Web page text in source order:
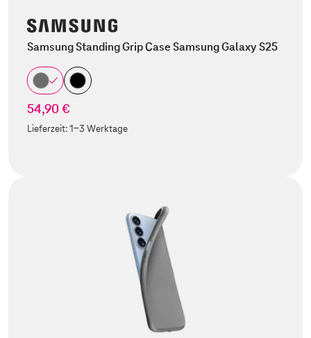
Samsung Standing Grip Case Samsung Galaxy S25
54,90 €
Lieferzeit:1-3 Werktage